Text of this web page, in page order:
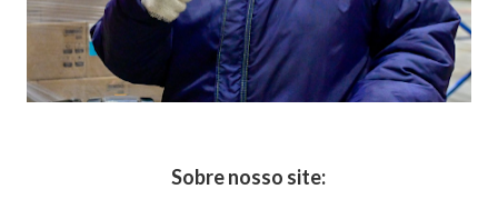
Sobre nosso site: